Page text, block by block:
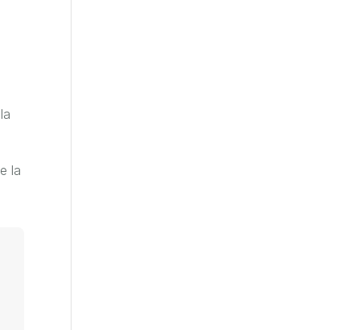
la